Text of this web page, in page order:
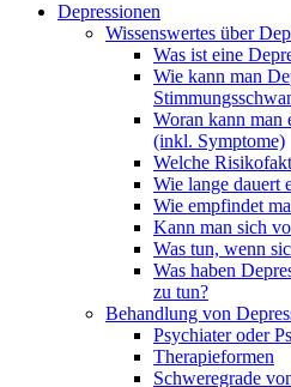
Depressionen
Wissenswertes über
Was ist eine
Wie kann man
Woran kann man
(inkl. Symptome)
Welche
Wie lange dauert
Wie empfindet
Kann man sich
Was tun, wenn
Was haben
zu tun?
Behandlung von
Psychiater oder
Therapieformen
Schweregrade